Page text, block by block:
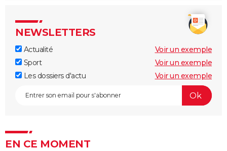
NEWSLETTERS
Actualité
Voir un exemple
Sport
Voir un exemple
Les dossiers d'actu
Voir un exemple
EN CE MOMENT